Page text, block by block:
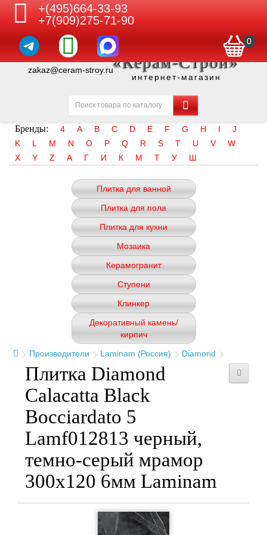
+(495)664-33-93
+7(909)275-71-90
0
zakaz@ceram-stroy.ru«Керам-Строй»
интернет-магазин
Бренды: 4 A B C D E F G H I
J
K
L M N O P Q R S T U V
W
X
Y Z А Г И К М Т У Ш
Плитка для ванной
Плитка для пола
Плитка для кухни
Мозаика
Керамогранит
Ступени
Клинкер
Декоративный камень/
кирпич
Производители
Laminam (Россия) Diamond
Плитка Diamond
Calacatta Black
Bocciardato 5
Lamf012813 черный,
темно-серый мрамор
300x120 6мм Laminam